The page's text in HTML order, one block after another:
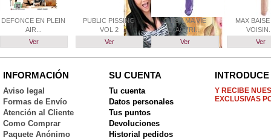
DEFONCE EN PLEIN
AIR...
Ver
PUBLIC PISSING
VOL 2
Ver
C´EST MA VIE
D`ACTRI...
Ver
MAX
Ver
INFORMACIÓN
Aviso legal
Formas de Envío
Atención al Cliente
Como Comprar
Paquete Anónimo
SU CUENTA
Tu cuenta
Datos personales
Tus puntos
Devoluciones
Historial pedidos
Y RECIBE
EXCLUSIVAS